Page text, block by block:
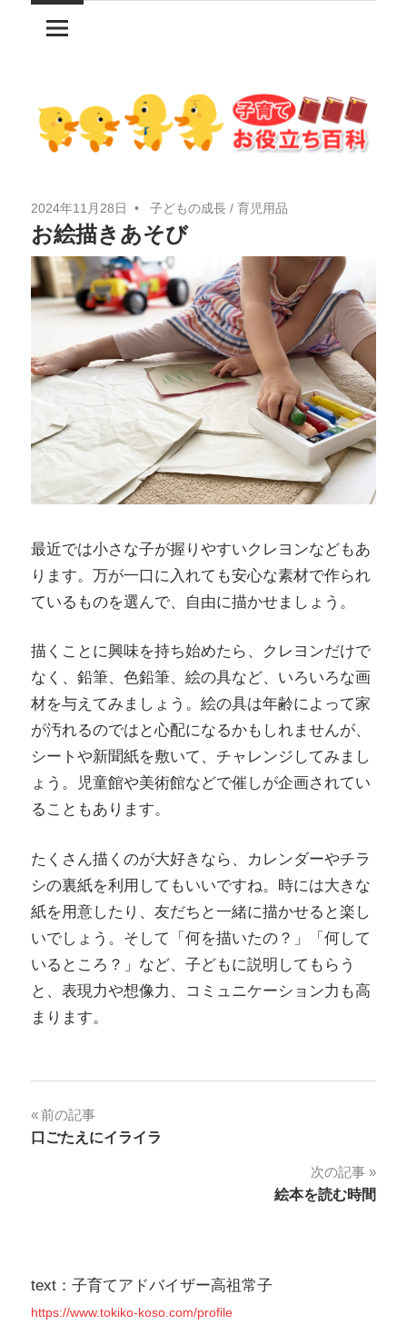
ツ
へ
ッ
プ
2024年11月28日 子どもの成長 / 育児用品
お絵描きあそび
最近では小さな子が握りやすいクレヨンなどもあ
ります。万が一口に入れても安心な素材で作られ
ているものを選んで、自由に描かせましょう。
描くことに興味を持ち始めたら、クレヨンだけで
なく、鉛筆、色鉛筆、絵の具など、いろいろな画
材を与えてみましょう。絵の具は年齢によって家
が汚れるのではと心配になるかもしれませんが、
シートや新聞紙を敷いて、チャレンジしてみまし
ょう。児童館や美術館などで催しが企画されてい
ることもあります。
たくさん描くのが大好きなら、カレンダーやチラ
シの裏紙を利用してもいいですね。時には大きな
紙を用意したり、友だちと一緒に描かせると楽し
いでしょう。そして「何を描いたの？」「何して
いるところ？」など、子どもに説明してもらう
と、表現力や想像力、コミュニケーション力も高
まります。
投
ー
前の記事
口ごたえにイライラ
次の記事
絵本を読む時間
text：子育てアドバイザー高祖常子
https://www.tokiko-koso.com/profile